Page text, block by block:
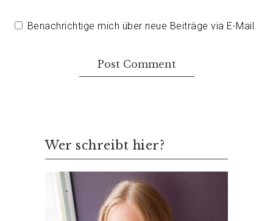
Benachrichtige mich über neue Beiträge via E-Mail.
Wer schreibt hier?